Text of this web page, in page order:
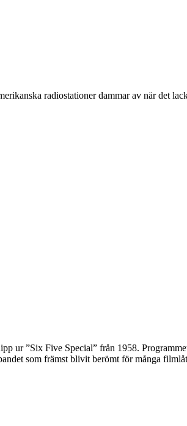
radiostationer dammar av när det
ur ”Six Five Special” från 1958.
som främst blivit berömt för många